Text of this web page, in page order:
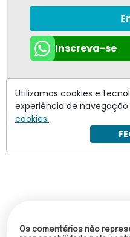
Inscreva-se
Os comentários não
Utilizamos cookies e
experiência de
cookies.